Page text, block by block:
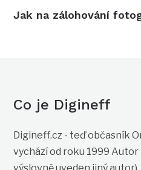
Jak na zálohování
Co je Digineff
Digineff.cz - teď občasník
vychází od roku 1999